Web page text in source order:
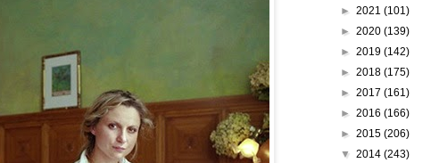
► 2021 (101)
► 2020 (139)
► 2019 (142)
► 2018 (175)
► 2017 (161)
► 2016 (166)
► 2015 (206)
▼ 2014 (243)